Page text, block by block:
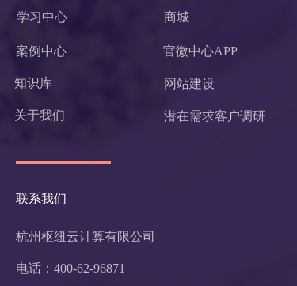
学习中心 商城
联系我们
杭州枢纽云计算有限公司
电话：400-62-96871
案例中心 官微中心APP
知识库 网站建设
关于我们 潜在需求客户调研